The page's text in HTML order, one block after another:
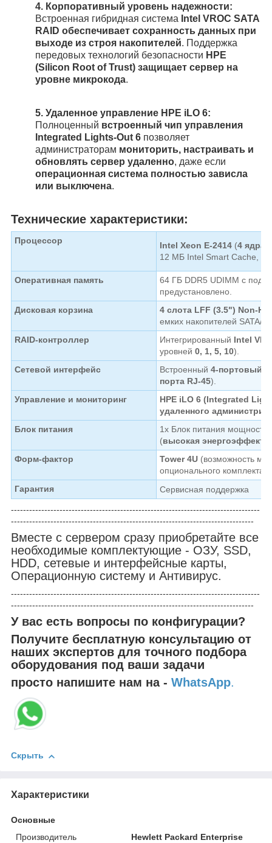
4. Корпоративный уровень надежности:
Встроенная гибридная система Intel VROC SATA
RAID обеспечивает сохранность данных при
выходе из строя накопителей. Поддержка
передовых технологий безопасности HPE
(Silicon Root of Trust) защищает сервер на
уровне микрокода.
5. Удаленное управление HPE iLO 6:
Полноценный встроенный чип управления
Integrated Lights-Out 6 позволяет
администраторам мониторить, настраивать и
обновлять сервер удаленно, даже если
операционная система полностью зависла
или выключена.
Технические характеристики:
Процессор Intel Xeon E-2414 (4 ядра /
12 МБ Intel Smart Cache,
Оперативная память
64 ГБ DDR5 UDIMM с
предустановлено.
Дисковая корзина
4 слота LFF (3.5") Non-
емких накопителей SATA/
RAID-контроллер
Интегрированный Intel
уровней 0, 1, 5, 10).
Сетевой интерфейс
Встроенный 4-портовый
порта RJ-45).
Управление и мониторинг
HPE iLO 6 (Integrated
удаленного
Блок питания
1x Блок питания
(высокая
Форм-фактор
Tower 4U (возможность
опционального комплекта
Гарантия
Cервисная поддержка
----------------------------------------------------------------------------------
--------------------------------------------------------------------------------
Вместе с сервером сразу приобретайте все
необходимые комплектующие - ОЗУ, SSD,
HDD, сетевые и интерфейсные карты,
Операционную систему и Антивирус.
----------------------------------------------------------------------------------
--------------------------------------------------------------------------------
У вас есть вопросы по конфигурации?
Получите бесплатную консультацию от
наших экспертов для точного подбора
оборудования под ваши задачи
просто напишите нам на - WhatsApp.
Скрыть
Характеристики
Основные
Производитель
Hewlett Packard Enterprise